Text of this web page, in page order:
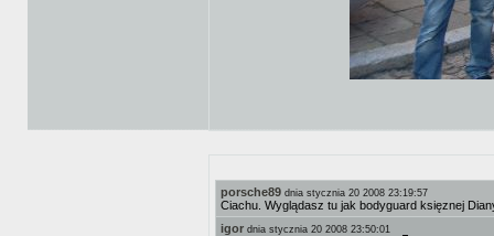
porsche89 dnia stycznia 20 2008 23:19:57
Ciachu. Wyglądasz tu jak bodyguard księznej
igor dnia stycznia 20 2008 23:50:01